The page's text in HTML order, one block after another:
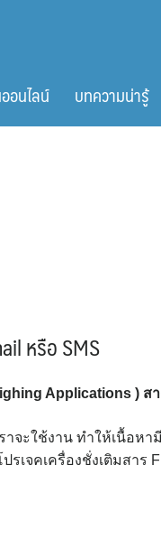
อนไลน์ บทความน่ารู้
หรือ SMS
Applications )
าจะใช้งาน ทำให้เนื้อห
จคเครื่องชั่งเติมสาร